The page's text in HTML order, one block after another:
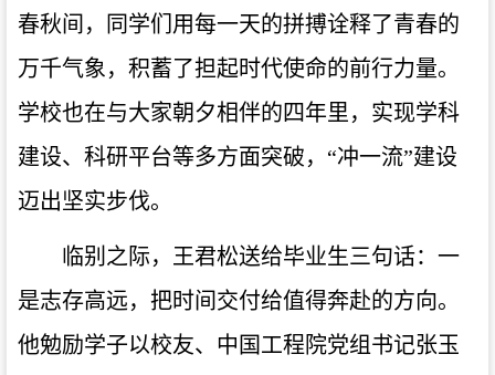
春秋间，同学们用每一天的拼搏诠释了青春的
万千气象，积蓄了担起时代使命的前行力量。
学校也在与大家朝夕相伴的四年里，实现学科
建设、科研平台等多方面突破，“冲一流”建设
迈出坚实步伐。
临别之际，王君松送给毕业生三句话：一
是志存高远，把时间交付给值得奔赴的方向。
他勉励学子以校友、中国工程院党组书记张玉